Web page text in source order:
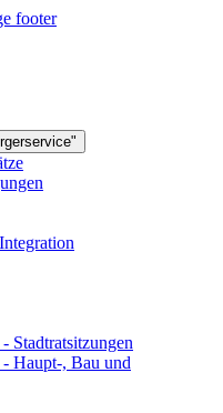
footer
Stadtratsitzungen
Haupt-, Bau und